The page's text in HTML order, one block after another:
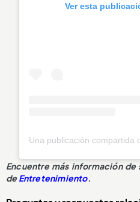
Ver esta
Encuentre más información
deEntretenimiento.